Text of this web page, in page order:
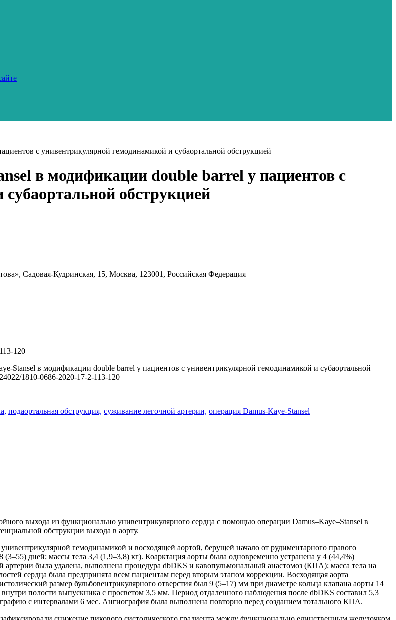
с унивентрикулярной гемодинамикой и субаортальной обструкцией
в модификации double barrel у пациентов с
обструкцией
Садовая-Кудринская, 15, Москва, 123001, Российская Федерация
120
Stansel в модификации double barrel у пациентов с унивентрикулярной гемодинамикой и субаортальной
1810-0686-2020-17-2-113-120
подаортальная обструкция, суживание легочной артерии, операция Damus-Kaye-Stansel
выхода из функционально унивентрикулярного сердца с помощью операции Damus–Kaye–Stansel в
обструкции выхода в аорту.
гемодинамикой и восходящей аортой, берущей начало от рудиментарного правого
дней; массы тела 3,4 (1,9–3,8) кг). Коарктация аорты была одновременно устранена у 4 (44,4%)
артерии была удалена, выполнена процедура dbDKS и кавопульмональный анастомоз (КПА); масса тела на
сердца была предпринята всем пациентам перед вторым этапом коррекции. Восходящая аорта
размер бульбовентрикулярного отверстия был 9 (5–17) мм при диаметре кольца клапана аорты 14
полости выпускника с просветом 3,5 мм. Период отдаленного наблюдения после dbDKS составил 5,3
с интервалами 6 мес. Ангиография была выполнена повторно перед созданием тотального КПА.